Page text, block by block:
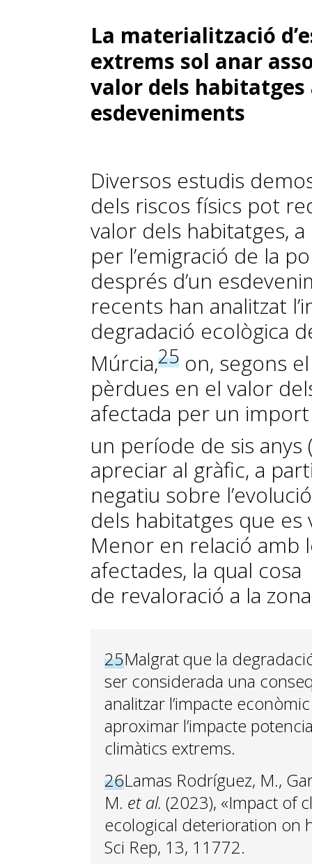
La materialització
extrems sol anar
valor dels
esdeveniments
Diversos estudis
dels riscos físics pot
valor dels habitatges,
per l’emigració de la
després d’un
recents han analitzat
degradació ecològica
Múrcia,25 on, segons
pèrdues en el valor
afectada per un
un període de sis anys
apreciar al gràfic, a
negatiu sobre
dels habitatges que es
Menor en relació amb
afectades, la qual
de revaloració a la
25Malgrat que la
ser considerada una
analitzar l’impacte
aproximar l’impacte
climàtics extrems.
26Lamas Rodríguez, M.,
M. et al. (2023), «Impact of
ecological deterioration on
Sci Rep, 13, 11772.